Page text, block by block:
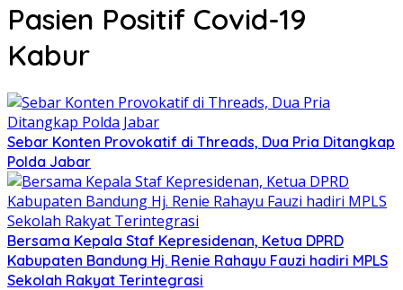
Pasien Positif Covid-19
Kabur
Sebar Konten Provokatif di Threads, Dua Pria Ditangkap
Polda Jabar
Bersama Kepala Staf Kepresidenan, Ketua DPRD
Kabupaten Bandung Hj. Renie Rahayu Fauzi hadiri MPLS
Sekolah Rakyat Terintegrasi